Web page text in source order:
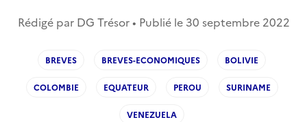
Rédigé par DG Trésor • Publié le 30 septembre 2022
BREVES BREVES-ECONOMIQUES BOLIVIE
COLOMBIE EQUATEUR PEROU SURINAME
VENEZUELA